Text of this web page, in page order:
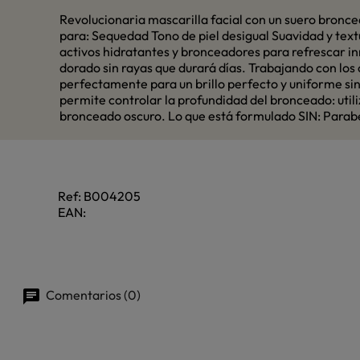
Revolucionaria mascarilla facial con un suero
para: Sequedad Tono de piel desigual Suavidad y
activos hidratantes y bronceadores para refrescar
dorado sin rayas que durará días. Trabajando con
perfectamente para un brillo perfecto y uniforme
permite controlar la profundidad del bronceado:
bronceado oscuro. Lo que está formulado SIN:
Ref: B004205
EAN:
Comentarios (0)